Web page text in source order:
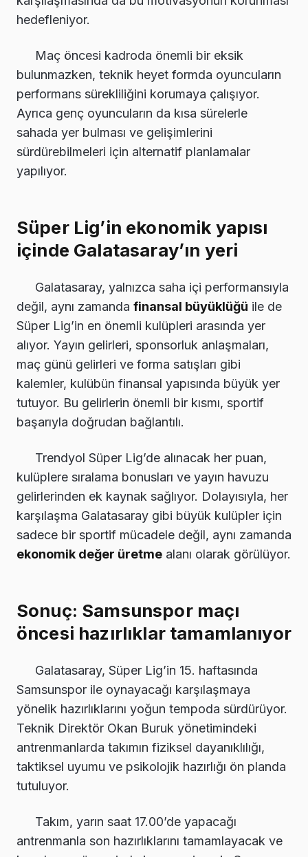
hedefleniyor.
Maç öncesi kadroda önemli bir eksik
bulunmazken, teknik heyet formda oyuncuların
performans sürekliliğini korumaya çalışıyor.
Ayrıca genç oyuncuların da kısa sürelerle
sahada yer bulması ve gelişimlerini
sürdürebilmeleri için alternatif planlamalar
yapılıyor.
Süper Lig’in ekonomik yapısı
içinde Galatasaray’ın yeri
Galatasaray, yalnızca saha içi performansıyla
değil, aynı zamanda finansal büyüklüğü ile de
Süper Lig’in en önemli kulüpleri arasında yer
alıyor. Yayın gelirleri, sponsorluk anlaşmaları,
maç günü gelirleri ve forma satışları gibi
kalemler, kulübün finansal yapısında büyük yer
tutuyor. Bu gelirlerin önemli bir kısmı, sportif
başarıyla doğrudan bağlantılı.
Trendyol Süper Lig’de alınacak her puan,
kulüplere sıralama bonusları ve yayın havuzu
gelirlerinden ek kaynak sağlıyor. Dolayısıyla, her
karşılaşma Galatasaray gibi büyük kulüpler için
sadece bir sportif mücadele değil, aynı zamanda
ekonomik değer üretme alanı olarak görülüyor.
Sonuç: Samsunspor maçı
öncesi hazırlıklar tamamlanıyor
Galatasaray, Süper Lig’in 15. haftasında
Samsunspor ile oynayacağı karşılaşmaya
yönelik hazırlıklarını yoğun tempoda sürdürüyor.
Teknik Direktör Okan Buruk yönetimindeki
antrenmanlarda takımın fiziksel dayanıklılığı,
taktiksel uyumu ve psikolojik hazırlığı ön planda
tutuluyor.
Takım, yarın saat 17.00’de yapacağı
antrenmanla son hazırlıklarını tamamlayacak ve